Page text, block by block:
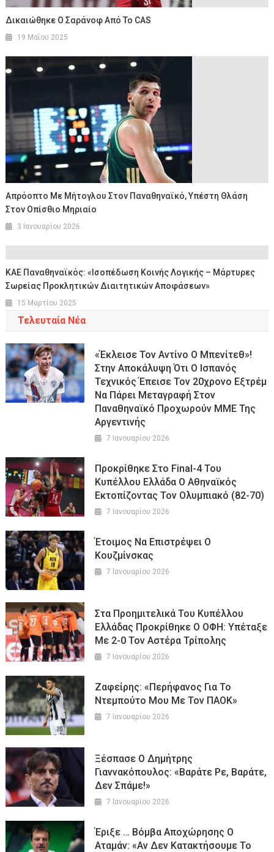
Δικαιώθηκε Ο Σαράνοφ Από Το CAS
19 Μαΐου 2025
Απρόοπτο Με Μήτογλου Στον Παναθηναϊκό, Υπέστη Θλάση
Στον Οπίσθιο Μηριαίο
3 Ιανουαρίου 2026
ΚΑΕ Παναθηναϊκός: «Ισοπέδωση Κοινής Λογικής – Μάρτυρες
Σωρείας Προκλητικών Διαιτητικών Αποφάσεων»
15 Μαρτίου 2025
Τελευταία Νέα
«Έκλεισε Τον Αντίνο Ο Μπενίτεθ»!
Στην Αποκάλυψη Ότι Ο Ισπανός
Τεχνικός Έπεισε Τον 20χρονο Εξτρέμ
Να Πάρει Μεταγραφή Στον
Παναθηναϊκό Προχωρούν ΜΜΕ Της
Αργεντινής
7 Ιανουαρίου 2026
Προκρίθηκε Στο Final-4 Του
Κυπέλλου Ελλάδα Ο Αθηναϊκός
Εκτοπίζοντας Τον Ολυμπιακό (82-70)
7 Ιανουαρίου 2026
Έτοιμος Να Επιστρέψει Ο
Κουζμίνσκας
7 Ιανουαρίου 2026
Στα Προημιτελικά Του Κυπέλλου
Ελλάδας Προκρίθηκε Ο ΟΦΗ: Υπέταξε
Με 2-0 Τον Αστέρα Τρίπολης
7 Ιανουαρίου 2026
Ζαφείρης: «Περήφανος Για Το
Ντεμπούτο Μου Με Τον ΠΑΟΚ»
7 Ιανουαρίου 2026
Ξέσπασε Ο Δημήτρης
Γιαννακόπουλος: «Βαράτε Ρε, Βαράτε,
Δεν Σπάμε!»
7 Ιανουαρίου 2026
Έριξε … Βόμβα Αποχώρησης Ο
Αταμάν: «Αν Δεν Κατακτήσουμε Το